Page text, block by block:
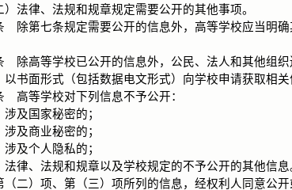
律、法规和规章规定需要公开的其他事项。
第七条规定需要公开的信息外，高等学校应当明确
高等学校已公开的信息外，公民、法人和其他组织
以书面形式（包括数据电文形式）向学校申请获取相关
等学校对下列信息不予公开：
及国家秘密的；
及商业秘密的；
及个人隐私的；
、法规和规章以及学校规定的不予公开的其他信息
）项、第（三）项所列的信息，经权利人同意公开